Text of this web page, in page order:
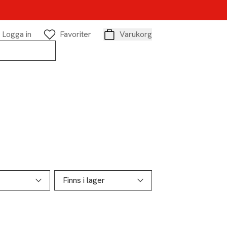
Logga in
Favoriter
Varukorg
Finns i lager